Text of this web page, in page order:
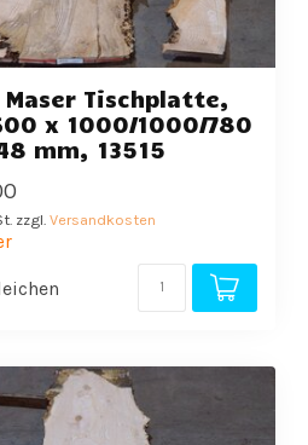
Maser Tischplatte,
x 1000/1000/780
mm, 13515
zzgl. Versandkosten